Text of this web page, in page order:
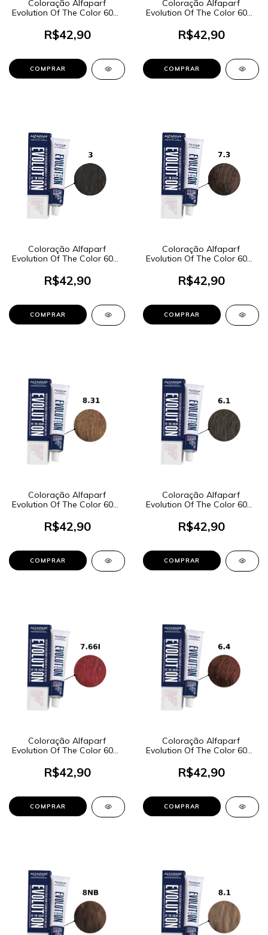
Coloração Alfaparf
Evolution Of The Color 60ml
Intenso
R$42,90
Coloração Alfaparf
Evolution Of The Color 60ml
R$42,90
Coloração Alfaparf
Evolution Of The Color 60ml
R$42,90
Coloração Alfaparf
Evolution Of The Color 60ml
Dourado
R$42,90
Coloração Alfaparf
Evolution Of The Color 60ml
Dourado Cinza
R$42,90
Coloração Alfaparf
Evolution Of The Color 60ml
Cinza
R$42,90
Coloração Alfaparf
Evolution Of The Color 60ml
Vermelho Intenso
R$42,90
Coloração Alfaparf
Evolution Of The Color 60ml
Cobre
R$42,90